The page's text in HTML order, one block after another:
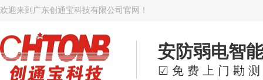
欢迎来到广东创通宝科技有限公司官网！
安防弱电智
☑免费上门勘